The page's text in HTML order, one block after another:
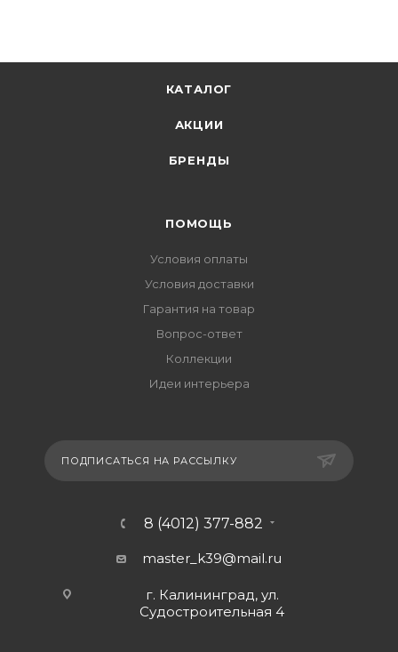
КАТАЛОГ
АКЦИИ
БРЕНДЫ
ПОМОЩЬ
Условия оплаты
Условия доставки
Гарантия на товар
Вопрос-ответ
Коллекции
Идеи интерьера
ПОДПИСАТЬСЯ НА РАССЫЛКУ
8 (4012) 377-882
master_k39@mail.ru
г. Калининград, ул.
Судостроительная 4